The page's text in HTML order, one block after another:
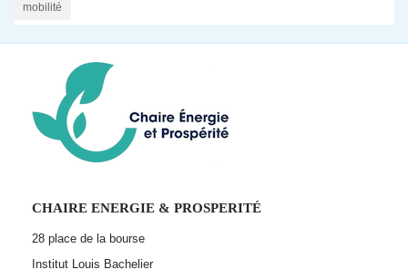
mobilité
CHAIRE ENERGIE & PROSPERITÉ
28 place de la bourse
Institut Louis Bachelier